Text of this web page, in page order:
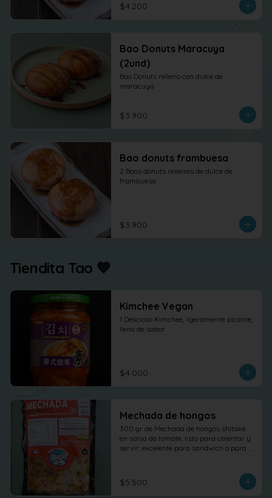
$4.200
Bao Donuts Maracuya
(2und)
Bao Donuts relleno con dulce de
maracuya
$3.900
Bao donuts frambuesa
2 Baos donuts rellenas de dulce de
frambuesa
$3.900
Tiendita Tao 💙
Kimchee Vegan
1 Delicioso Kimchee, ligeramente picante,
lleno de sabor.
$4.000
Mechada de hongos
300 gr de Mechada de hongos shitake
en salsa de tomate, listo para calentar y
servir, excelente para sandwich o para
$5.500